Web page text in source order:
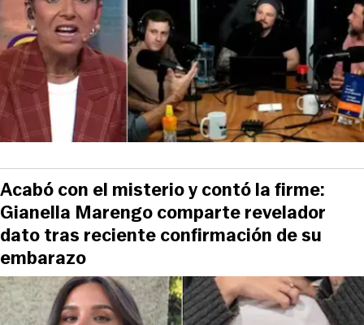
Acabó con el misterio y contó la firme:
Gianella Marengo comparte revelador
dato tras reciente confirmación de su
embarazo